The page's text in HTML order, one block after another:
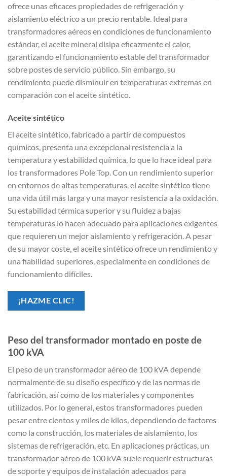
ofrece unas eficaces propiedades de refrigeración y
aislamiento eléctrico a un precio rentable. Ideal para
transformadores aéreos en condiciones de funcionamiento
estándar, el aceite mineral disipa eficazmente el calor,
garantizando el funcionamiento estable del transformador
sobre postes de servicio público. Sin embargo, su
rendimiento puede disminuir en temperaturas extremas en
comparación con el aceite sintético.
Aceite sintético
El aceite sintético, fabricado a partir de compuestos
químicos, presenta una excepcional resistencia a la
temperatura y estabilidad química, lo que lo hace ideal para
los transformadores Pole Top. Con un rendimiento superior
en entornos de altas temperaturas, el aceite sintético tiene
una vida útil más larga y una mayor resistencia a la oxidación.
Su estabilidad térmica superior y su fluidez a bajas
temperaturas lo hacen adecuado para aplicaciones exigentes
que requieren un mejor aislamiento y refrigeración. A pesar
de su mayor coste, el aceite sintético ofrece un rendimiento y
una fiabilidad superiores, especialmente en condiciones de
funcionamiento difíciles.
¡HAZME CLIC!
Peso del transformador montado en poste de
100 kVA
El peso de un transformador aéreo de 100 kVA depende
normalmente de su diseño específico y de las normas de
fabricación, así como de los materiales y componentes
utilizados. Por lo general, estos transformadores pueden
pesar entre cientos y miles de kilos, dependiendo de factores
como la construcción, los materiales de aislamiento, los
sistemas de refrigeración, etc. En aplicaciones prácticas, un
transformador aéreo de 100 kVA suele requerir estructuras
de soporte y equipos de instalación adecuados para